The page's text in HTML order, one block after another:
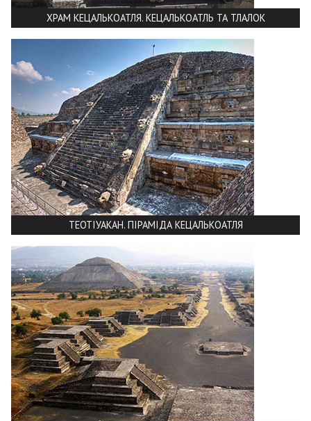
ХРАМ КЕЦАЛЬКОАТЛЯ. КЕЦАЛЬКОАТЛЬ ТА ТЛАЛОК
ТЕОТІУАКАН. ПІРАМІДА КЕЦАЛЬКОАТЛЯ